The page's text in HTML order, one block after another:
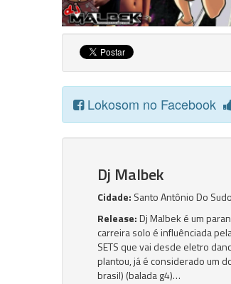
Lokosom no Facebook
Dj Malbek
Cidade: Santo Antônio Do
Release:Dj Malbek é um
carreira solo é influênciada
SETS que vai desde eletro
plantou, já é considerado um
brasil) (balada g4)…